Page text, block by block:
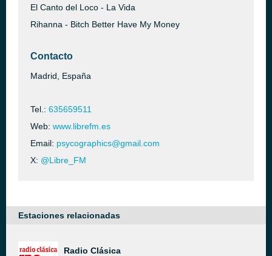
El Canto del Loco - La Vida
Rihanna - Bitch Better Have My Money
Contacto
Madrid, España
Tel.: 635659511
Web: www.librefm.es
Email: psycographics@gmail.com
X: @Libre_FM
Estaciones relacionadas
Radio Clásica